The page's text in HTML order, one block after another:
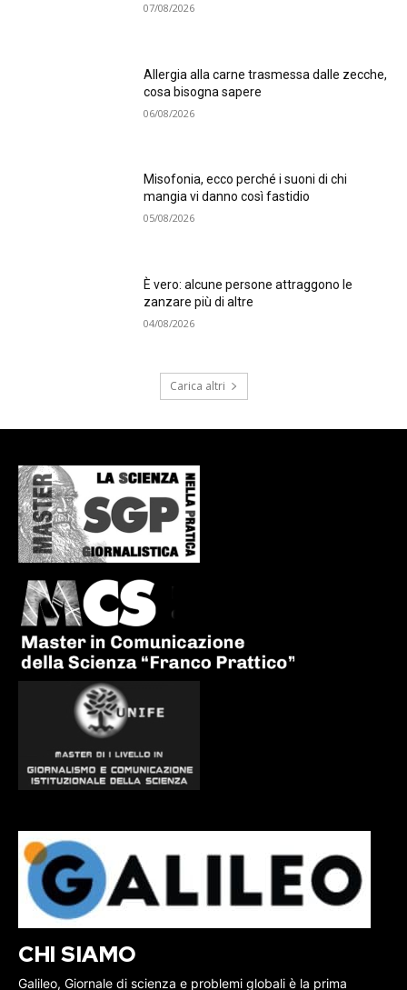
07/08/2026
Allergia alla carne trasmessa dalle zecche,
cosa bisogna sapere
06/08/2026
Misofonia, ecco perché i suoni di chi
mangia vi danno così fastidio
05/08/2026
È vero: alcune persone attraggono le
zanzare più di altre
04/08/2026
Carica altri
CHI SIAMO
Galileo, Giornale di scienza e problemi globali è la prima